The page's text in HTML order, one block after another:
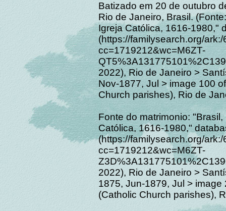
Batizado em 20 de outubro
Rio de Janeiro, Brasil.
Igreja Católica, 1616-1980,"
(https://familysearch.org/
cc=1719212&wc=M6ZT-
2022), Rio de Janeiro >
Nov-1877, Jul > image 100
Church parishes), Rio de
Fonte do matrimonio:
Católica, 1616-1980,"
(https://familysearch.org/
cc=1719212&wc=M6ZT-
2022), Rio de Janeiro >
1875, Jun-1879, Jul >
(Catholic Church parishes),